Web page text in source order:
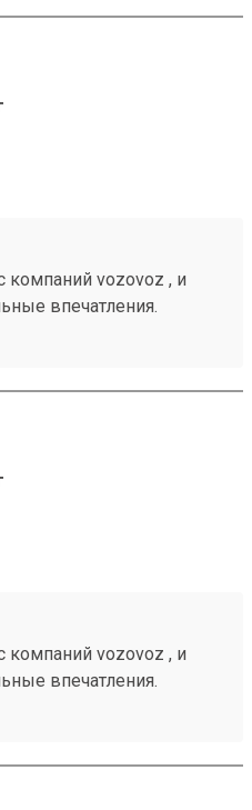
не могу вспомнить.
компаний vozovoz , и
впечатления.
аккуратны при загрузке
компаний vozovoz , и
впечатления.